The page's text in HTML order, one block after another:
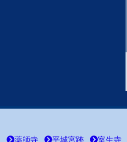
薬師寺 平城宮跡 室生寺